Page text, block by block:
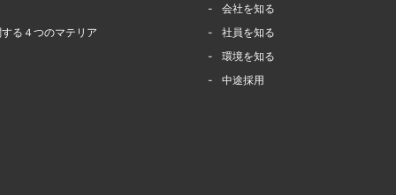
る４つのマテリア
会社を知る
社員を知る
環境を知る
中途採用